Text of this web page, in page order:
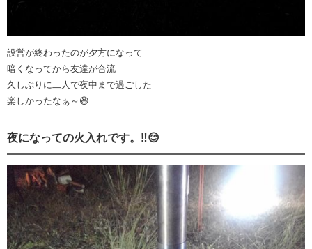
設営が終わったのが夕方になって
暗くなってから友達が合流
久しぶりに二人で夜中まで過ごした
楽しかったなぁ～😆
夜になっての火入れです。‼️😊